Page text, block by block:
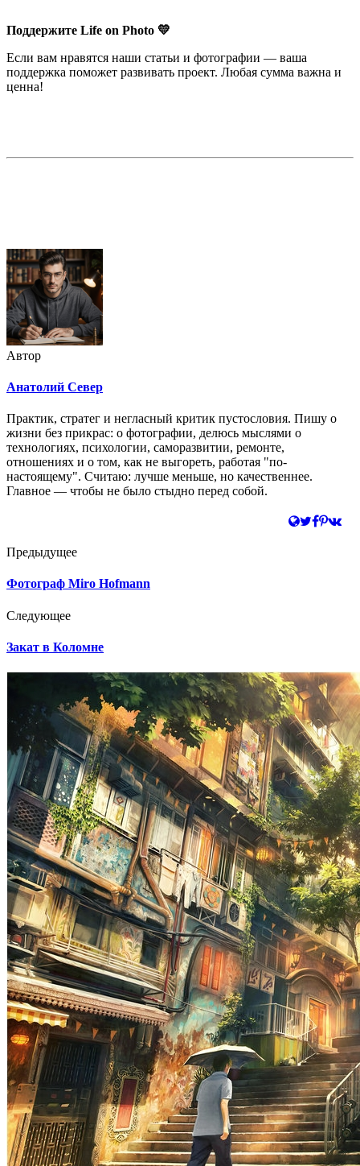
Поддержите Life on Photo 💛
Если вам нравятся наши статьи и фотографии — ваша
поддержка поможет развивать проект. Любая сумма важна и
ценна!
Автор
Анатолий Север
Практик, стратег и негласный критик пустословия. Пишу о
жизни без прикрас: о фотографии, делюсь мыслями о
технологиях, психологии, саморазвитии, ремонте,
отношениях и о том, как не выгореть, работая "по-
настоящему". Считаю: лучше меньше, но качественнее.
Главное — чтобы не было стыдно перед собой.
Предыдущее
Фотограф Miro Hofmann
Следующее
Закат в Коломне